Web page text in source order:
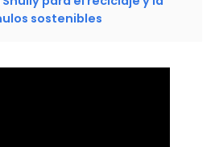
sostenibles